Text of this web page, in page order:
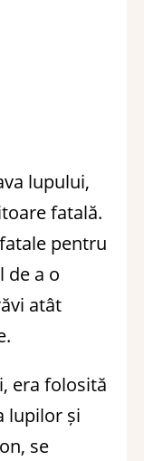
lupului,
fatală.
pentru
de a o
atât
era folosită
lupilor și
se